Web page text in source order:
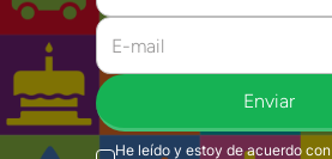
Enviar
He leído y estoy de acuerdo con